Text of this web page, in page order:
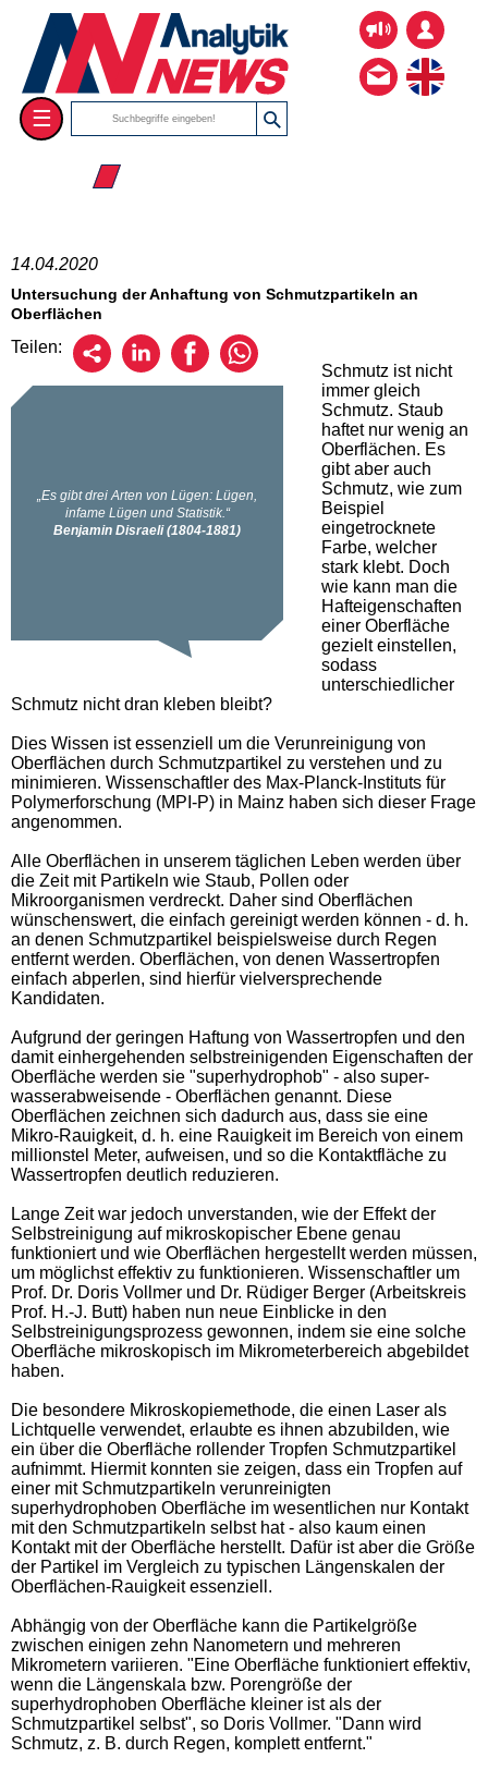
☰
☰ 2020
14.04.2020
Untersuchung der Anhaftung von Schmutzpartikeln an
Oberflächen
Teilen:
Schmutz ist nicht
immer gleich
Schmutz. Staub
haftet nur wenig an
Oberflächen. Es
gibt aber auch
Schmutz, wie zum
Beispiel
eingetrocknete
Farbe, welcher
stark klebt. Doch
wie kann man die
Hafteigenschaften
einer Oberfläche
gezielt einstellen,
sodass
unterschiedlicher
Schmutz nicht dran kleben bleibt?
Dies Wissen ist essenziell um die Verunreinigung von
Oberflächen durch Schmutzpartikel zu verstehen und zu
minimieren. Wissenschaftler des Max-Planck-Instituts für
Polymerforschung (MPI-P) in Mainz haben sich dieser Frage
angenommen.
Alle Oberflächen in unserem täglichen Leben werden über
die Zeit mit Partikeln wie Staub, Pollen oder
Mikroorganismen verdreckt. Daher sind Oberflächen
wünschenswert, die einfach gereinigt werden können - d. h.
an denen Schmutzpartikel beispielsweise durch Regen
entfernt werden. Oberflächen, von denen Wassertropfen
einfach abperlen, sind hierfür vielversprechende
Kandidaten.
Aufgrund der geringen Haftung von Wassertropfen und den
damit einhergehenden selbstreinigenden Eigenschaften der
Oberfläche werden sie "superhydrophob" - also super-
wasserabweisende - Oberflächen genannt. Diese
Oberflächen zeichnen sich dadurch aus, dass sie eine
Mikro-Rauigkeit, d. h. eine Rauigkeit im Bereich von einem
millionstel Meter, aufweisen, und so die Kontaktfläche zu
Wassertropfen deutlich reduzieren.
Lange Zeit war jedoch unverstanden, wie der Effekt der
Selbstreinigung auf mikroskopischer Ebene genau
funktioniert und wie Oberflächen hergestellt werden müssen,
um möglichst effektiv zu funktionieren. Wissenschaftler um
Prof. Dr. Doris Vollmer und Dr. Rüdiger Berger (Arbeitskreis
Prof. H.-J. Butt) haben nun neue Einblicke in den
Selbstreinigungsprozess gewonnen, indem sie eine solche
Oberfläche mikroskopisch im Mikrometerbereich abgebildet
haben.
Die besondere Mikroskopiemethode, die einen Laser als
Lichtquelle verwendet, erlaubte es ihnen abzubilden, wie
ein über die Oberfläche rollender Tropfen Schmutzpartikel
aufnimmt. Hiermit konnten sie zeigen, dass ein Tropfen auf
einer mit Schmutzpartikeln verunreinigten
superhydrophoben Oberfläche im wesentlichen nur Kontakt
mit den Schmutzpartikeln selbst hat - also kaum einen
Kontakt mit der Oberfläche herstellt. Dafür ist aber die Größe
der Partikel im Vergleich zu typischen Längenskalen der
Oberflächen-Rauigkeit essenziell.
Abhängig von der Oberfläche kann die Partikelgröße
zwischen einigen zehn Nanometern und mehreren
Mikrometern variieren. "Eine Oberfläche funktioniert effektiv,
wenn die Längenskala bzw. Porengröße der
superhydrophoben Oberfläche kleiner ist als der
Schmutzpartikel selbst", so Doris Vollmer. "Dann wird
Schmutz, z. B. durch Regen, komplett entfernt."